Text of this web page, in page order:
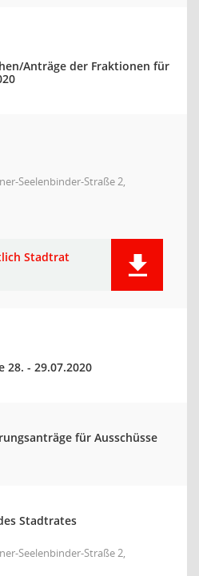
Anträge der Fraktionen für
Seelenbinder-Straße 2,
Stadtrat
28. - 29.07.2020
für Ausschüsse
Stadtrates
Seelenbinder-Straße 2,